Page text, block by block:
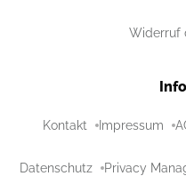
Widerruf
Kontakt Impressum
Datenschutz Privacy